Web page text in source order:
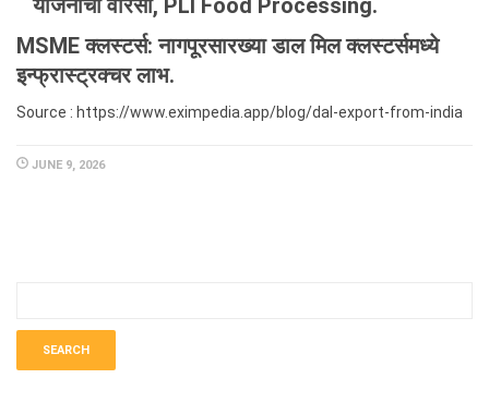
योजनांचा वारसा, PLI Food Processing.
MSME क्लस्टर्स: नागपूरसारख्या डाल मिल क्लस्टर्समध्ये
इन्फ्रास्ट्रक्चर लाभ.
Source : https://www.eximpedia.app/blog/dal-export-from-india
JUNE 9, 2026